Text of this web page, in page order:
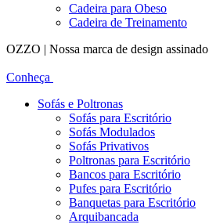
Cadeira para Obeso
Cadeira de Treinamento
OZZO | Nossa marca de design assinado
Conheça
Sofás e Poltronas
Sofás para Escritório
Sofás Modulados
Sofás Privativos
Poltronas para Escritório
Bancos para Escritório
Pufes para Escritório
Banquetas para Escritório
Arquibancada